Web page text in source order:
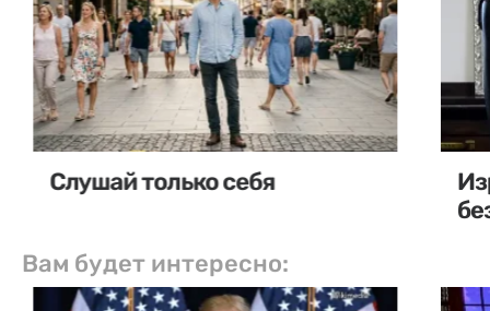
Слушай только себя
Вам будет интересно: